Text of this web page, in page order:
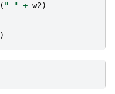
( " " + w2)
)